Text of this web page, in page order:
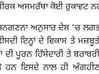
ਅਸਮਰੱਥਾ ਕੋਈ ਰੁਕਾਵਟ
ਅਨੁਸਾਰ ਦੇਸ਼ ‘ਚ
ਇਨ੍ਹਾਂ ਦੇ ਵਿਕਾਸ ਤੇ
ਪੂਰਨ ਹਿੱਸੇਦਾਰੀ ਤੇ
ਹਨ ਇਸਦੇ ਨਾਲ ਹੀ